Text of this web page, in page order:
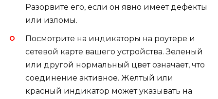
Разорвите его, если он явно имеет дефекты
или изломы.
Посмотрите на индикаторы на роутере и
сетевой карте вашего устройства. Зеленый
или другой нормальный цвет означает, что
соединение активное. Желтый или
красный индикатор может указывать на